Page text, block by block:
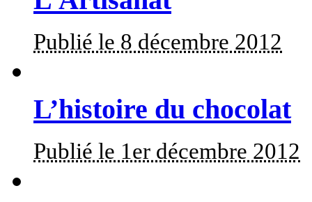
Publié le 8 décembre 2012
L’histoire du chocolat
Publié le 1er décembre 2012